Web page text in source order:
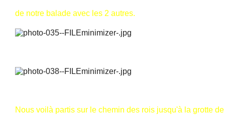
de notre balade avec les 2 autres.
Nous voilà partis sur le chemin des rois jusqu'à la grotte de